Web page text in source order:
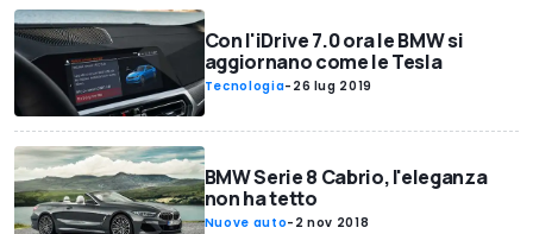
Con l'iDrive 7.0 ora le BMW si
aggiornano come le Tesla
Tecnologia- 26 lug 2019
BMW Serie 8 Cabrio, l'eleganza
non ha tetto
Nuove auto- 2 nov 2018